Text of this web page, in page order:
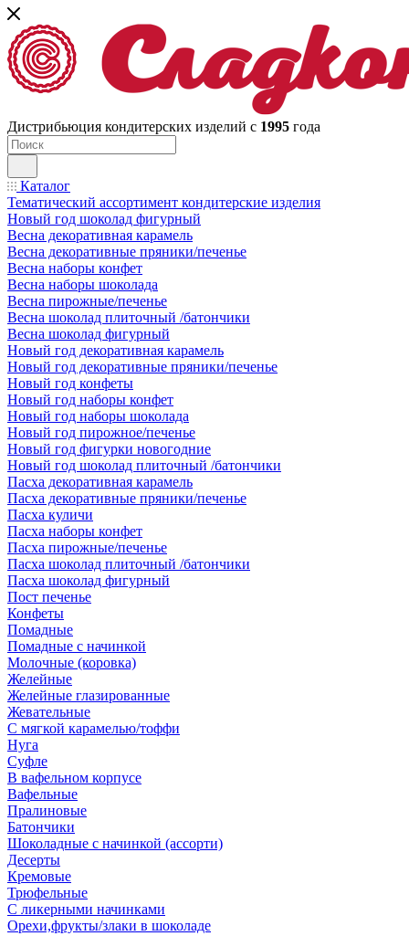
Дистрибьюция кондитерских изделий с 1995 года
Каталог
Тематический ассортимент кондитерские изделия
Новый год шоколад фигурный
Весна декоративная карамель
Весна декоративные пряники/печенье
Весна наборы конфет
Весна наборы шоколада
Весна пирожные/печенье
Весна шоколад плиточный /батончики
Весна шоколад фигурный
Новый год декоративная карамель
Новый год декоративные пряники/печенье
Новый год конфеты
Новый год наборы конфет
Новый год наборы шоколада
Новый год пирожное/печенье
Новый год фигурки новогодние
Новый год шоколад плиточный /батончики
Пасха декоративная карамель
Пасха декоративные пряники/печенье
Пасха куличи
Пасха наборы конфет
Пасха пирожные/печенье
Пасха шоколад плиточный /батончики
Пасха шоколад фигурный
Пост печенье
Конфеты
Помадные
Помадные с начинкой
Молочные (коровка)
Желейные
Желейные глазированные
Жевательные
С мягкой карамелью/тоффи
Нуга
Суфле
В вафельном корпусе
Вафельные
Пралиновые
Батончики
Шоколадные с начинкой (ассорти)
Десерты
Кремовые
Трюфельные
С ликерными начинками
Орехи,фрукты/злаки в шоколаде